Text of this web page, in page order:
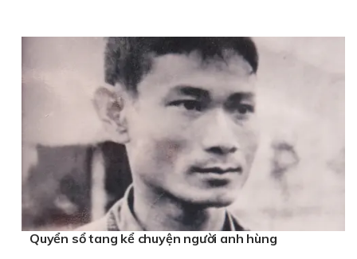
Quyển sổ tang kể chuyện người anh hùng